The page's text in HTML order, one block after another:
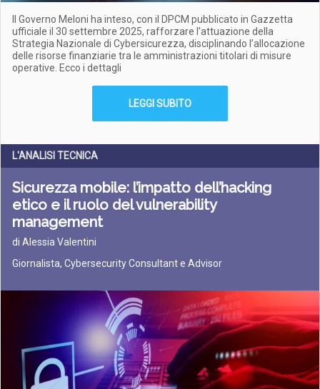
Il Governo Meloni ha inteso, con il DPCM pubblicato in Gazzetta
ufficiale il 30 settembre 2025, rafforzare l’attuazione della
Strategia Nazionale di Cybersicurezza, disciplinando l’allocazione
delle risorse finanziarie tra le amministrazioni titolari di misure
operative. Ecco i dettagli
LEGGI SUBITO
L'ANALISI TECNICA
Sicurezza mobile: l’impatto dell’hacking
etico e il ruolo del vulnerability
management
di Alessia Valentini
Giornalista, Cybersecurity Consultant e Advisor